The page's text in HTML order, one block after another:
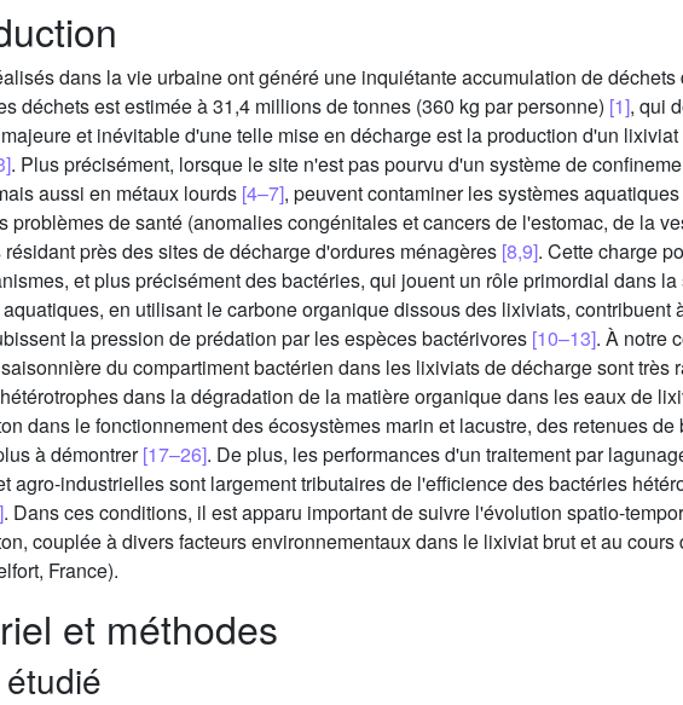
dans la vie urbaine ont généré une inquiétante accumulation de
déchets est estimée à 31,4 millions de tonnes (360 kg par personne) [1], qui
et inévitable d'une telle mise en décharge est la production d'un
. Plus précisément, lorsque le site n'est pas pourvu d'un système de
aussi en métaux lourds [4–7], peuvent contaminer les systèmes
problèmes de santé (anomalies congénitales et cancers de l'estomac, de la
près des sites de décharge d'ordures ménagères [8,9]. Cette charge
et plus précisément des bactéries, qui jouent un rôle primordial dans
en utilisant le carbone organique dissous des lixiviats, contribuent
la pression de prédation par les espèces bactérivores [10–13]. À notre
du compartiment bactérien dans les lixiviats de décharge sont
dans la dégradation de la matière organique dans les eaux de
dans le fonctionnement des écosystèmes marin et lacustre, des retenues
à démontrer[17–26]. De plus, les performances d'un traitement par
agro-industrielles sont largement tributaires de l'efficience des bactéries
. Dans ces conditions, il est apparu important de suivre l'évolution spatio-
couplée à divers facteurs environnementaux dans le lixiviat brut et au
France).
et méthodes